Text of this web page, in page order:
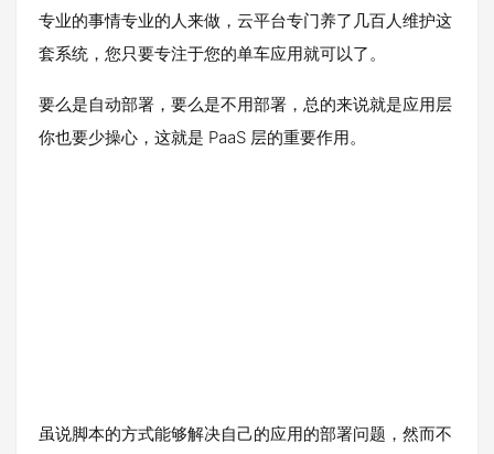
专业的事情专业的人来做，云平台专门养了几百人维护这
套系统，您只要专注于您的单车应用就可以了。
要么是自动部署，要么是不用部署，总的来说就是应用层
你也要少操心，这就是 PaaS 层的重要作用。
虽说脚本的方式能够解决自己的应用的部署问题，然而不